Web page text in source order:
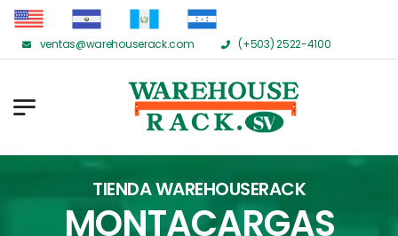
ventas@warehouserack.com (+503) 2522-4100
TIENDA WAREHOUSERACK
MONTACARGAS